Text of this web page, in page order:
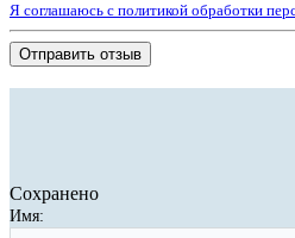
Я соглашаюсь с политикой обработки
Отправить отзыв
Сохранено
Имя: